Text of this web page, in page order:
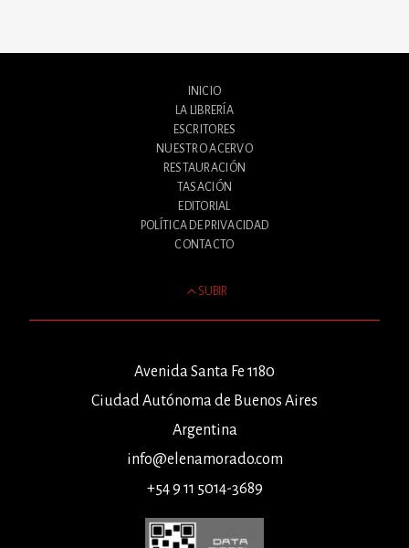
INICIO
LA LIBRERÍA
ESCRITORES
NUESTRO ACERVO
RESTAURACIÓN
TASACIÓN
EDITORIAL
POLÍTICA DE PRIVACIDAD
CONTACTO
SUBIR
Avenida Santa Fe 1180
Ciudad Autónoma de Buenos Aires
Argentina
info@elenamorado.com
+54 9 11 5014-3689